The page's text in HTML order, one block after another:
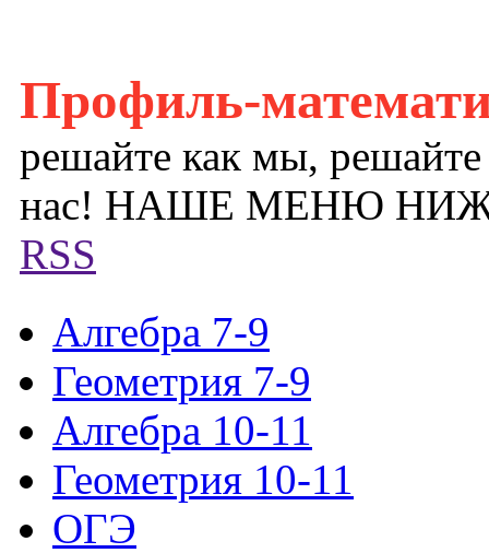
Профиль-
решайте как мы,
нас! НАШЕ МЕНЮ
RSS
Алгебра 7-9
Геометрия 7-9
Алгебра 10-11
Геометрия 10-11
ОГЭ